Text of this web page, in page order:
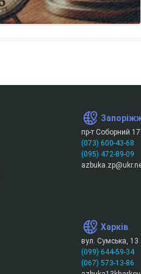
пр-т Соборний
(073) 600-43-68
(095) 472-89-09
Харків
вул. Сумська, 13
(099) 644-59-34
(067) 573-13-86